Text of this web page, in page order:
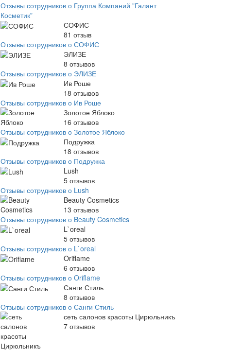
Отзывы сотрудников о Группа Компаний "Галант
Косметик"
СОФИС
81 отзыв
Отзывы сотрудников о СОФИС
ЭЛИЗЕ
8 отзывов
Отзывы сотрудников о ЭЛИЗЕ
Ив Роше
18 отзывов
Отзывы сотрудников о Ив Роше
Золотое Яблоко
16 отзывов
Отзывы сотрудников о Золотое Яблоко
Подружка
18 отзывов
Отзывы сотрудников о Подружка
Lush
5 отзывов
Отзывы сотрудников о Lush
Beauty Cosmetics
13 отзывов
Отзывы сотрудников о Beauty Cosmetics
L`oreal
5 отзывов
Отзывы сотрудников о L`oreal
Oriflame
6 отзывов
Отзывы сотрудников о Oriflame
Санги Стиль
8 отзывов
Отзывы сотрудников о Санги Стиль
сеть салонов красоты Цирюльникъ
7 отзывов